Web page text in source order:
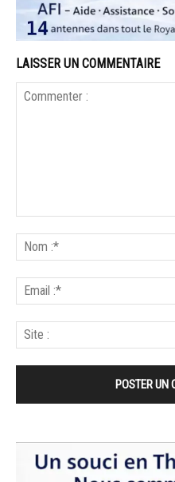
LAISSER UN COMMENTAIRE